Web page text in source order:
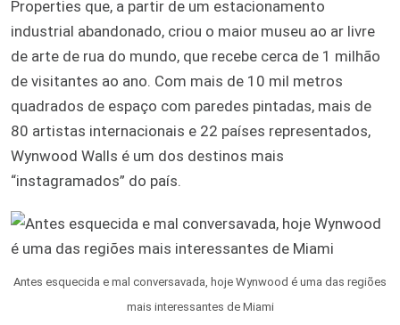
Properties que, a partir de um estacionamento
industrial abandonado, criou o maior museu ao ar livre
de arte de rua do mundo, que recebe cerca de 1 milhão
de visitantes ao ano. Com mais de 10 mil metros
quadrados de espaço com paredes pintadas, mais de
80 artistas internacionais e 22 países representados,
Wynwood Walls é um dos destinos mais
“instagramados” do país.
Antes esquecida e mal conversavada, hoje Wynwood é uma das regiões
mais interessantes de Miami